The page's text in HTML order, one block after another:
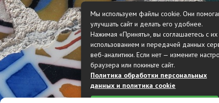
Мы используем файлы cookie. Они
улучшать сайт и делать его удобнее.
Нажимая «Принять», вы соглашаетесь с их
использованием и передачей данных
веб-аналитики. Если нет — измените
браузера или покиньте сайт.
Политика обработки персональных
данных и политика cookie